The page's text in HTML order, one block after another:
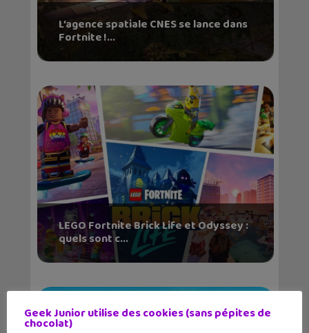
L’agence spatiale CNES se lance dans
Fortnite !...
LEGO Fortnite Brick Life et Odyssey :
quels sont c...
Geek Junior utilise des cookies (sans pépites de
chocolat)